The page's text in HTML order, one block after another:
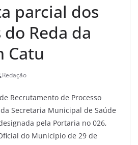
parcial dos
Reda da
Catu
Redação
Recrutamento de Processo
Secretaria Municipal de Saúde
pela Portaria no 026,
do Município de 29 de